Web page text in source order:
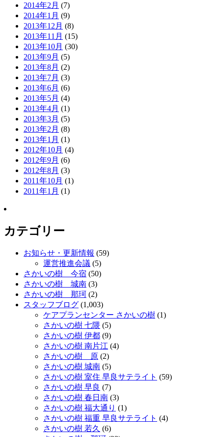
2014年2月 (7)
2014年1月 (9)
2013年12月 (8)
2013年11月 (15)
2013年10月 (30)
2013年9月 (5)
2013年8月 (2)
2013年7月 (3)
2013年6月 (6)
2013年5月 (4)
2013年4月 (1)
2013年3月 (5)
2013年2月 (8)
2013年1月 (1)
2012年10月 (4)
2012年9月 (6)
2012年8月 (3)
2011年10月 (1)
2011年1月 (1)
カテゴリー
お知らせ・更新情報 (59)
運営推進会議 (5)
さかいの樹 今宿 (50)
さかいの樹 城南 (3)
さかいの樹 那珂 (2)
スタッフブログ (1,003)
ケアプランセンター さかいの樹 (1)
さかいの樹 七隈 (5)
さかいの樹 伊都 (9)
さかいの樹 南片江 (4)
さかいの樹 原 (2)
さかいの樹 城南 (5)
さかいの樹 室住 早良サテライト (59)
さかいの樹 早良 (7)
さかいの樹 春日南 (3)
さかいの樹 福大通り (1)
さかいの樹 福重 早良サテライト (4)
さかいの樹 若久 (6)